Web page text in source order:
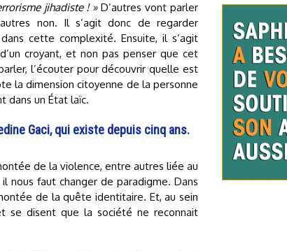
jihadiste ! »D’autres vont parler
non. Il s’agit donc de regarder
cette complexité. Ensuite, il s’agit
croyant, et non pas penser que cet
l’écouter pour découvrir quelle est
la dimension citoyenne de la personne
dans un État laïc.
Gaci, qui existe depuis cinq ans.
de la violence, entre autres liée au
nous faut changer de paradigme. Dans
de la quête identitaire. Et, au sein
se disent que la société ne reconnait